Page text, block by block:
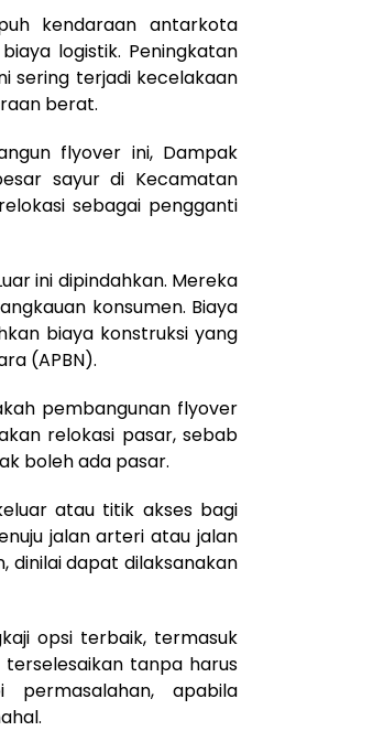
kendaraan antarkota
logistik. Peningkatan
sering terjadi kecelakaan
berat.
flyover ini, Dampak
sayur di Kecamatan
sebagai pengganti
ini dipindahkan. Mereka
konsumen. Biaya
biaya konstruksi yang
(APBN).
pembangunan flyover
relokasi pasar, sebab
boleh ada pasar.
atau titik akses bagi
jalan arteri atau jalan
dinilai dapat dilaksanakan
opsi terbaik, termasuk
tanpa harus
permasalahan, apabila